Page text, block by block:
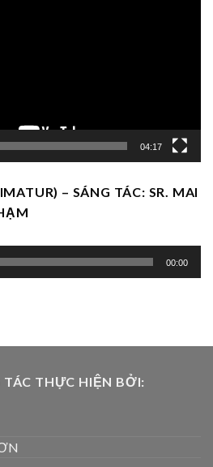
04:17
– SÁNG TÁC: SR. MAI
00:00
THỰC HIỆN BỞI: